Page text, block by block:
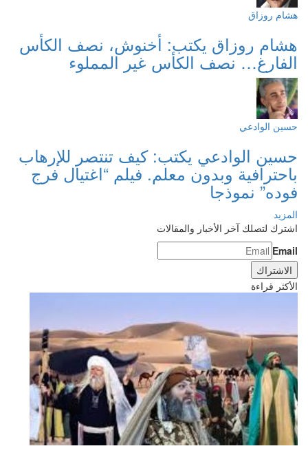
هشام روزاق
هشام روزاق يكتب: أخنوش، نصف الكأس
الفارغ… نصف الكأس غير المملوء
حسين الوادعي
حسين الوادعي يكتب: كيف تنتصر للإرهاب
باحترافية وبدون معلم. فيلم “اغتيال فرج
فوده” نموذجا
المزيد
اشترك لتصلك آخر الأخبار والمقالات
Email
الأكثر قراءة